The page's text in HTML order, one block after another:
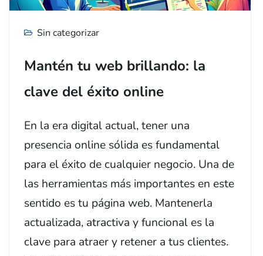
Sin categorizar
Mantén tu web brillando: la
clave del éxito online
En la era digital actual, tener una
presencia online sólida es fundamental
para el éxito de cualquier negocio. Una de
las herramientas más importantes en este
sentido es tu página web. Mantenerla
actualizada, atractiva y funcional es la
clave para atraer y retener a tus clientes.